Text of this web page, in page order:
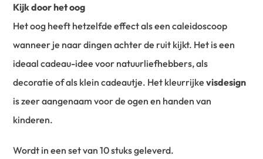
Kijk door het oog
Het oog heeft hetzelfde effect als een caleidoscoop
wanneer je naar dingen achter de ruit kijkt. Het is een
ideaal cadeau-idee voor natuurliefhebbers, als
decoratie of als klein cadeautje. Het kleurrijkevisdesign
is zeer aangenaam voor de ogen en handen van
kinderen.
Wordt in een set van 10 stuks geleverd.